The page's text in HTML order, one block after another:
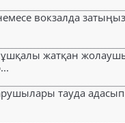
вокзалда
жатқан
тауда адасып